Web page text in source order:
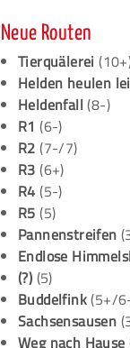
Neue Routen
Tierquälerei
Helden heulen
Heldenfall(8-)
R1 (6-)
R2 (7-/7)
R3 (6+)
R4 (5-)
R5 (5)
Pannenstreifen
Endlose
(?) (5)
Buddelfink(5+/
Sachsensausen
Weg nach Hause